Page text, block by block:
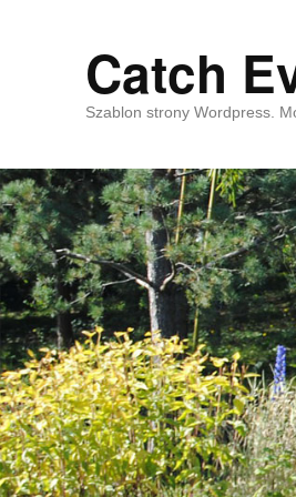
Catch
Szablon strony Wordpress.